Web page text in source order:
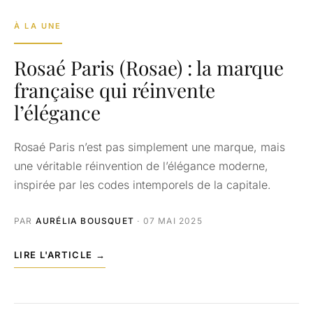
À LA UNE
Rosaé Paris (Rosae) : la marque
française qui réinvente
l’élégance
Rosaé Paris n’est pas simplement une marque, mais
une véritable réinvention de l’élégance moderne,
inspirée par les codes intemporels de la capitale.
PAR AURÉLIA BOUSQUET · 07 MAI 2025
LIRE L'ARTICLE →